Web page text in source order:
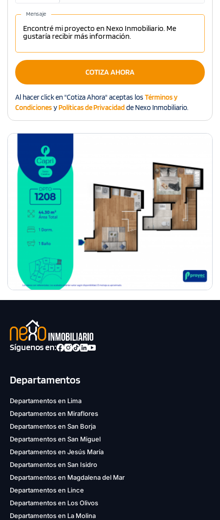
Mensaje
COTIZA AHORA
Al hacer click en "Cotiza Ahora" aceptas los Términos y
CondicionesyPolíticas de Privacidadde Nexo Inmobiliario.
Síguenos en:
Departamentos
Departamentos en Lima
Departamentos en Miraflores
Departamentos en San Borja
Departamentos en San Miguel
Departamentos en Jesús María
Departamentos en San Isidro
Departamentos en Magdalena del Mar
Departamentos en Lince
Departamentos en Los Olivos
Departamentos en La Molina